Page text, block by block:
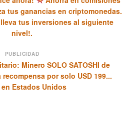
tus ganancias en criptomonedas.
tus inversiones al siguiente
nivel!.
PUBLICIDAD
Minero SOLO SATOSHI de
por solo USD 199...
Estados Unidos